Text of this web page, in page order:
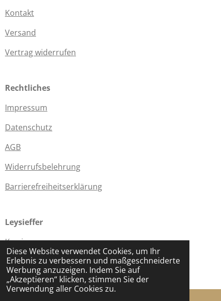
Diese Website verwendet Cookies, um Ihr
Erlebnis zu verbessern und maßgeschneiderte
Werbung anzuzeigen. Indem Sie auf
„Akzeptieren“ klicken, stimmen Sie der
Verwendung aller Cookies zu.
Kontakt
Versand
Vertrag widerrufen
Rechtliches
Impressum
Datenschutz
AGB
Widerrufsbelehrung
Barrierefreiheitserklärung
Leysieffer
Karriere
Werksverkauf
© 2025 - 2026 Leysieffer